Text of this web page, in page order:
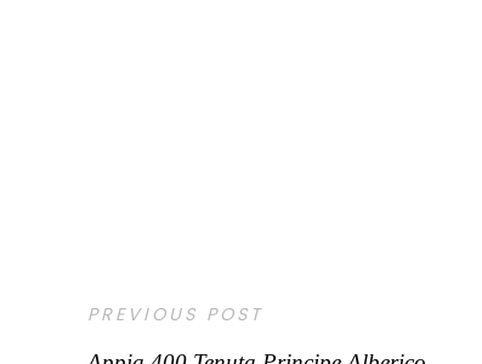
PREVIOUS POST